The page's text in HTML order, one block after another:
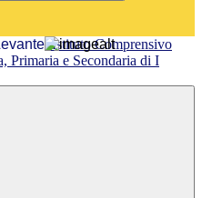
Istituto Comprensivo
Primaria e Secondaria di I